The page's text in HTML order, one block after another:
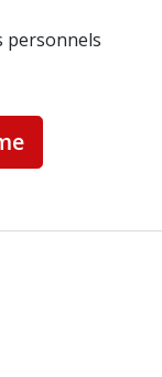
personnels